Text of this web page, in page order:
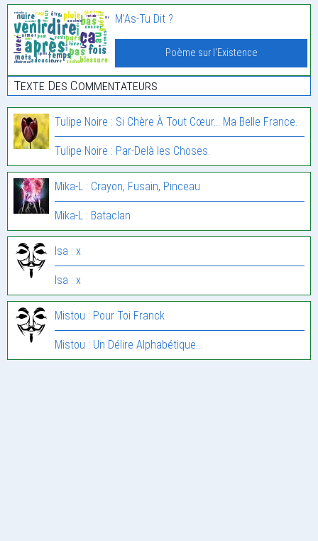
M’As-Tu Dit ?
Poème sur l'Existence
Texte Des Commentateurs
Tulipe Noire : Si Chère À Tout Cœur… Ma Belle France.
Tulipe Noire : Par-Delà les Choses.
Mika-L : Crayon, Fusain, Pinceau
Mika-L : Bataclan
Isa : x
Isa : x
Mistou : Pour Toi Franck
Mistou : Un Délire Alphabétique…